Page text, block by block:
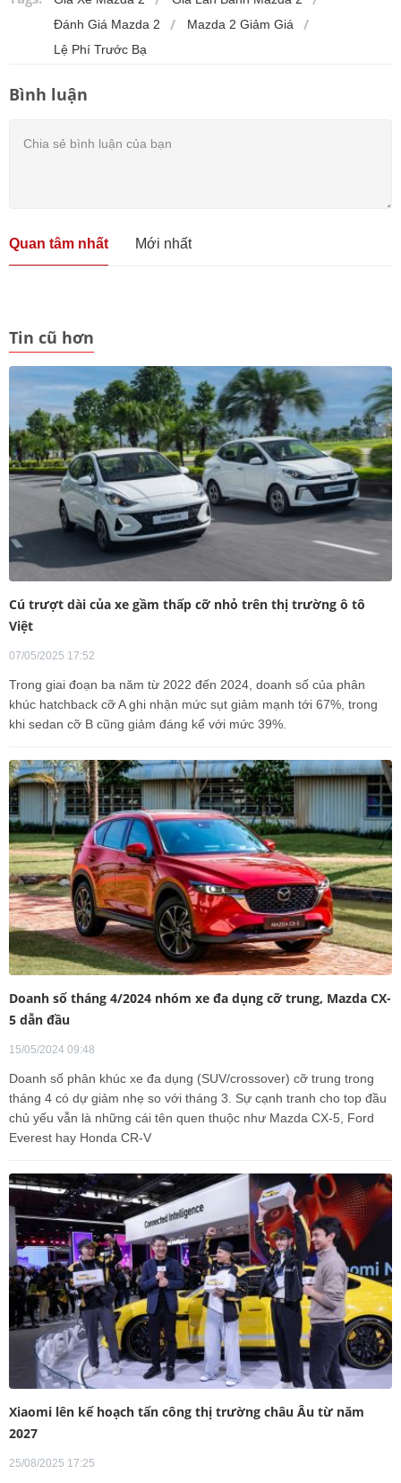
Đánh Giá Mazda 2
Mazda 2 Giảm Giá
Lệ Phí Trước Bạ
Bình luận
Quan tâm nhất Mới nhất
Tin cũ hơn
Cú trượt dài của xe gầm thấp cỡ nhỏ trên thị trường ô tô
Việt
07/05/2025 17:52
Trong giai đoạn ba năm từ 2022 đến 2024, doanh số của phân
khúc hatchback cỡ A ghi nhận mức sụt giảm mạnh tới 67%, trong
khi sedan cỡ B cũng giảm đáng kể với mức 39%.
Doanh số tháng 4/2024 nhóm xe đa dụng cỡ trung, Mazda CX-
5 dẫn đầu
15/05/2024 09:48
Doanh số phân khúc xe đa dụng (SUV/crossover) cỡ trung trong
tháng 4 có dự giảm nhẹ so với tháng 3. Sự cạnh tranh cho top đầu
chủ yếu vẫn là những cái tên quen thuộc như Mazda CX-5, Ford
Everest hay Honda CR-V
Xiaomi lên kế hoạch tấn công thị trường châu Âu từ năm
2027
25/08/2025 17:25